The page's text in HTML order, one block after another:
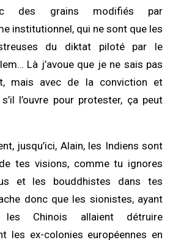
des grains modifiés par
institutionnel, qui ne sont que les
du diktat piloté par le
Là j’avoue que je ne sais pas
mais avec de la conviction et
l’ouvre pour protester, ça peut
jusqu’ici, Alain, les Indiens sont
tes visions, comme tu ignores
et les bouddhistes dans tes
donc que les sionistes, ayant
Chinois allaient détruire
les ex-colonies européennes en